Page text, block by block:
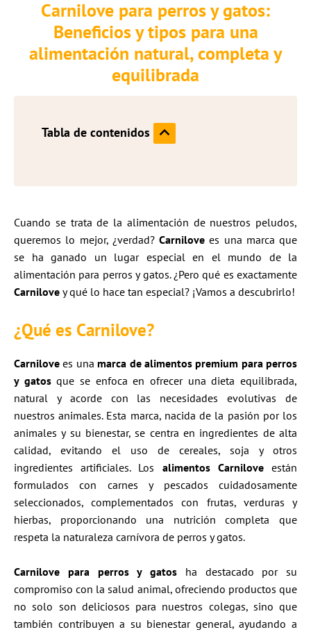
Carnilove para perros y gatos:
Beneficios y tipos para una
alimentación natural, completa y
equilibrada
Tabla de contenidos
Cuando se trata de la alimentación de nuestros peludos,
queremos lo mejor, ¿verdad? Carnilove es una marca que
se ha ganado un lugar especial en el mundo de la
alimentación para perros y gatos. ¿Pero qué es exactamente
Carnilove y qué lo hace tan especial? ¡Vamos a descubrirlo!
¿Qué es Carnilove?
Carnilove es unamarca de alimentos premium para perros
y gatosque se enfoca en ofrecer una dieta equilibrada,
natural y acorde con las necesidades evolutivas de
nuestros animales. Esta marca, nacida de la pasión por los
animales y su bienestar, se centra en ingredientes de alta
calidad, evitando el uso de cereales, soja y otros
ingredientes artificiales. Los alimentos Carniloveestán
formulados con carnes y pescados cuidadosamente
seleccionados, complementados con frutas, verduras y
hierbas, proporcionando una nutrición completa que
respeta la naturaleza carnívora de perros y gatos.
Carnilove para perros y gatos ha destacado por su
compromiso con la salud animal, ofreciendo productos que
no solo son deliciosos para nuestros colegas, sino que
también contribuyen a su bienestar general, ayudando a